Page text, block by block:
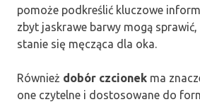
pomoże podkreślić kluczowe
zbyt jaskrawe barwy mogą
stanie się męcząca dla oka.
Również dobór czcionek ma
one czytelne i dostosowane do